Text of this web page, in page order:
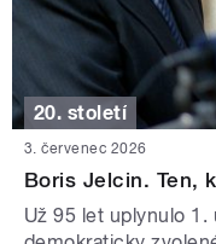
20. století
3. červenec 2026
Boris Jelcin. Ten,
Už 95 let uplynulo 1.